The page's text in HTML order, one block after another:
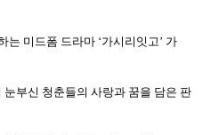
는 미드폼 드라마 ‘가시리잇고’ 가
눈부신 청춘들의 사랑과 꿈을 담은 판